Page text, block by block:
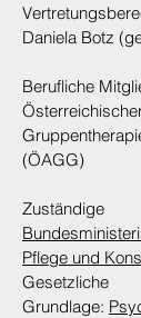
Daniela Botz
Berufliche
(ÖAGG)
Pflege und
Gesetzliche
Grundlage: